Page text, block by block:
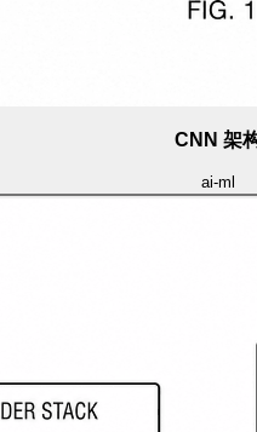
CNN 架
ai-ml